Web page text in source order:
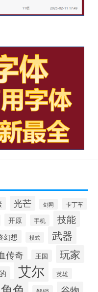
光芒 剑网 卡丁车
开原 手机 技能
幻想 模式 武器
传奇 王国 玩家
艾尔 英雄